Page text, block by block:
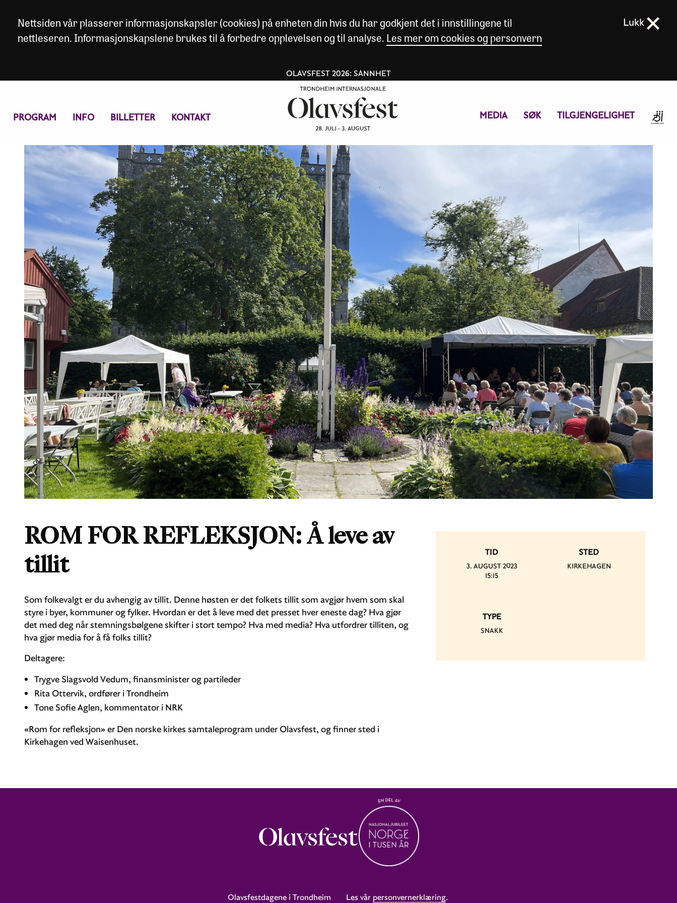
Nettsiden vår plasserer informasjonskapsler (cookies) på enheten din hvis du har godkjent det i innstillingene til
nettleseren. Informasjonskapslene brukes til å forbedre opplevelsen og til analyse. Les mer om cookies og personvern
Lukk
OLAVSFEST 2026: SANNHET
PROGRAM INFO BILLETTER KONTAKT MEDIA SØK TILGJENGELIGHET
ROM FOR REFLEKSJON: Å leve av
tillit
Som folkevalgt er du avhengig av tillit. Denne høsten er det folkets tillit som avgjør hvem som skal
styre i byer, kommuner og fylker. Hvordan er det å leve med det presset hver eneste dag? Hva gjør
det med deg når stemningsbølgene skifter i stort tempo? Hva med media? Hva utfordrer tilliten, og
hva gjør media for å få folks tillit?
Deltagere:
Trygve Slagsvold Vedum, finansminister og partileder
Rita Ottervik, ordfører i Trondheim
Tone Sofie Aglen, kommentator i NRK
«Rom for refleksjon» er Den norske kirkes samtaleprogram under Olavsfest, og finner sted i
Kirkehagen ved Waisenhuset.
TID
3. AUGUST 2023
15:15
STED
KIRKEHAGEN
TYPE
SNAKK
Olavsfestdagene i Trondheim
Les vår personvernerklæring.